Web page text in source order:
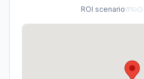
ROI scenario(5%)